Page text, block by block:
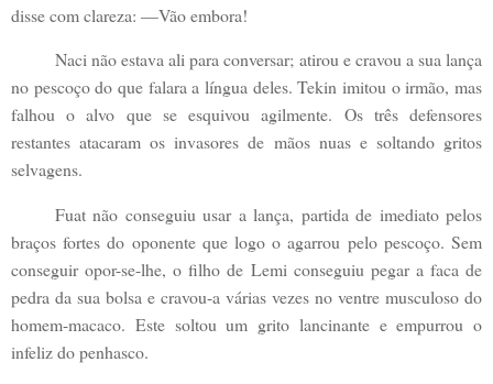
disse com clareza: —Vão embora!
Naci não estava ali para conversar; atirou e cravou a sua lança
no pescoço do que falara a língua deles. Tekin imitou o irmão, mas
falhou o alvo que se esquivou agilmente. Os três defensores
restantes atacaram os invasores de mãos nuas e soltando gritos
selvagens.
Fuat não conseguiu usar a lança, partida de imediato pelos
braços fortes do oponente que logo o agarrou pelo pescoço. Sem
conseguir opor-se-lhe, o filho de Lemi conseguiu pegar a faca de
pedra da sua bolsa e cravou-a várias vezes no ventre musculoso do
homem-macaco. Este soltou um grito lancinante e empurrou o
infeliz do penhasco.